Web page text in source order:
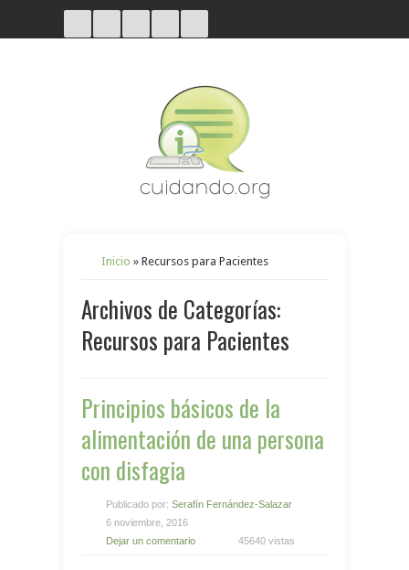
Inicio » Recursos para Pacientes
Archivos de Categorías:
Recursos para Pacientes
Principios básicos de la
alimentación de una persona
con disfagia
Publicado por: Serafín Fernández-Salazar
6 noviembre, 2016
Dejar un comentario
45640 vistas